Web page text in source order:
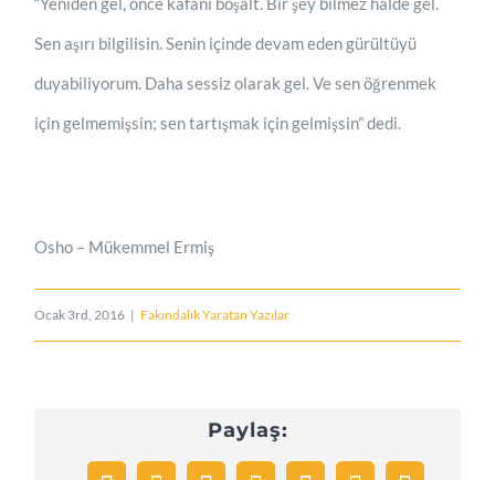
Sen aşırı bilgilisin. Senin içinde devam eden gürültüyü
duyabiliyorum. Daha sessiz olarak gel. Ve sen öğrenmek
için gelmemişsin; sen tartışmak için gelmişsin” dedi.
Osho – Mükemmel Ermiş
Ocak 3rd, 2016 | Fakındalık Yaratan Yazılar
Paylaş: